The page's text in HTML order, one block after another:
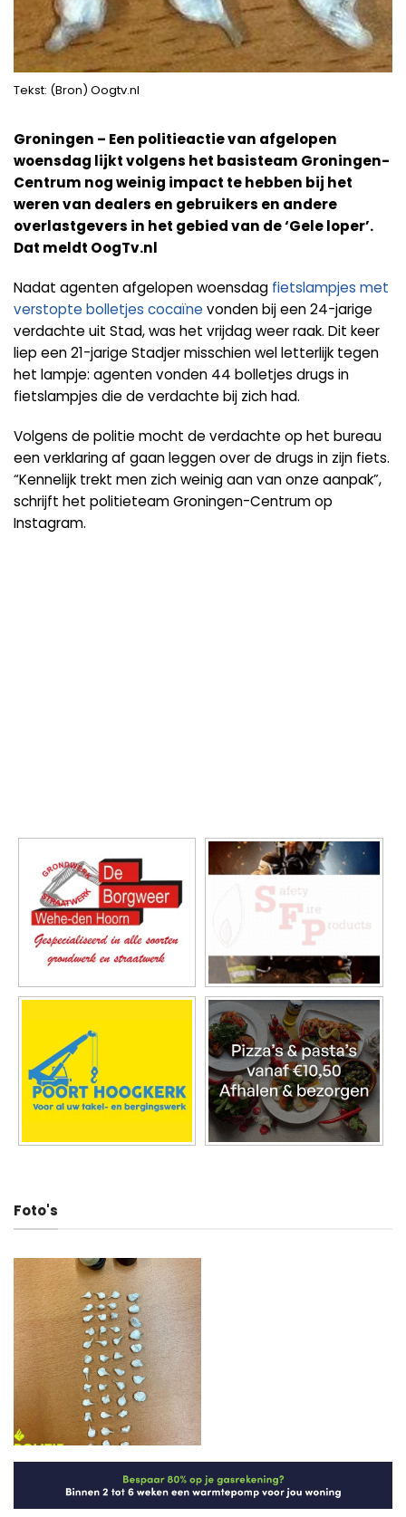
Tekst: (Bron) Oogtv.nl
Groningen – Een politieactie van afgelopen
woensdag lijkt volgens het basisteam Groningen-
Centrum nog weinig impact te hebben bij het
weren van dealers en gebruikers en andere
overlastgevers in het gebied van de ‘Gele loper’.
Dat meldt OogTv.nl
Nadat agenten afgelopen woensdag fietslampjes met
verstopte bolletjes cocaïne vonden bij een 24-jarige
verdachte uit Stad, was het vrijdag weer raak. Dit keer
liep een 21-jarige Stadjer misschien wel letterlijk tegen
het lampje: agenten vonden 44 bolletjes drugs in
fietslampjes die de verdachte bij zich had.
Volgens de politie mocht de verdachte op het bureau
een verklaring af gaan leggen over de drugs in zijn fiets.
“Kennelijk trekt men zich weinig aan van onze aanpak”,
schrijft het politieteam Groningen-Centrum op
Instagram.
Foto's